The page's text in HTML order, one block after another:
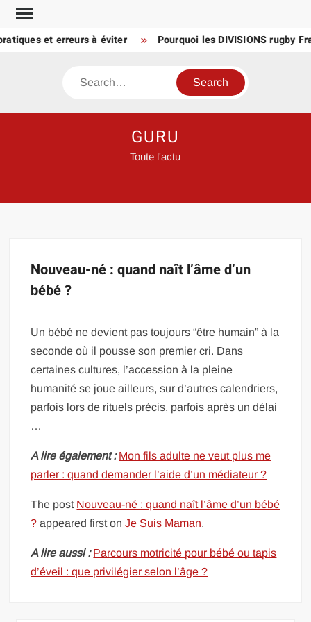
Skip
content
et erreurs à éviter Pourquoi les DIVISIONS rugby
Search
GURU
Toute l'actu
Nouveau-né : quand naît l’âme d’un
bébé ?
Un bébé ne devient pas toujours “être humain” à la
seconde où il pousse son premier cri. Dans
certaines cultures, l’accession à la pleine
humanité se joue ailleurs, sur d’autres calendriers,
parfois lors de rituels précis, parfois après un délai
…
A lire également : Mon fils adulte ne veut plus me
parler : quand demander l’aide d’un médiateur ?
The post Nouveau-né : quand naît l’âme d’un bébé
? appeared first onJe Suis Maman.
A lire aussi : Parcours motricité pour bébé ou tapis
d’éveil : que privilégier selon l’âge ?